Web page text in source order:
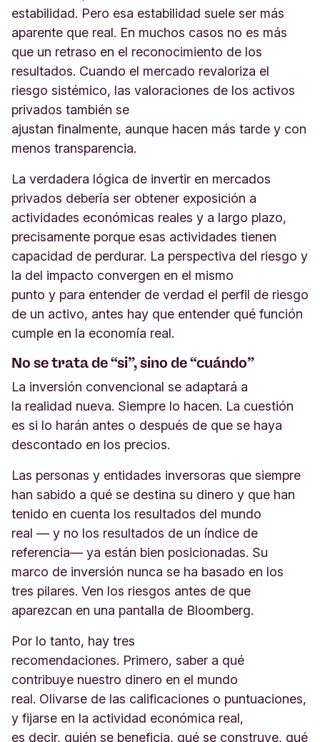
estabilidad. Pero esa estabilidad suele ser más
aparente que real. En muchos casos no es más
que un retraso en el reconocimiento de los
resultados. Cuando el mercado revaloriza el
riesgo sistémico, las valoraciones de los activos
privados también se
ajustan finalmente, aunque hacen más tarde y con
menos transparencia.
La verdadera lógica de invertir en mercados
privados debería ser obtener exposición a
actividades económicas reales y a largo plazo,
precisamente porque esas actividades tienen
capacidad de perdurar. La perspectiva del riesgo y
la del impacto convergen en el mismo
punto y para entender de verdad el perfil de riesgo
de un activo, antes hay que entender qué función
cumple en la economía real.
No se trata de “si”, sino de “cuándo”
La inversión convencional se adaptará a
la realidad nueva. Siempre lo hacen. La cuestión
es si lo harán antes o después de que se haya
descontado en los precios.
Las personas y entidades inversoras que siempre
han sabido a qué se destina su dinero y que han
tenido en cuenta los resultados del mundo
real — y no los resultados de un índice de
referencia— ya están bien posicionadas. Su
marco de inversión nunca se ha basado en los
tres pilares. Ven los riesgos antes de que
aparezcan en una pantalla de Bloomberg.
Por lo tanto, hay tres
recomendaciones. Primero, saber a qué
contribuye nuestro dinero en el mundo
real. Olivarse de las calificaciones o puntuaciones,
y fijarse en la actividad económica real,
es decir, quién se beneficia, qué se construye, qué